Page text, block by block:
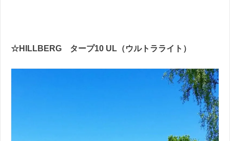
☆HILLBERG タープ10 UL（ウルトラライト）